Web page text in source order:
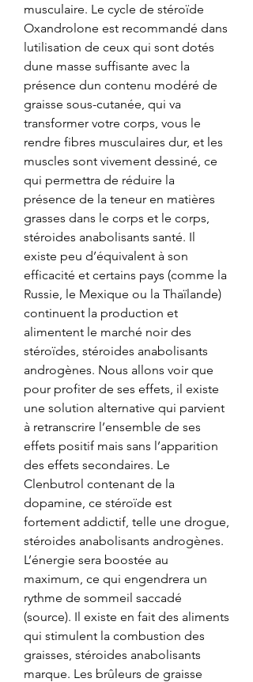
musculaire. Le cycle de stéroïde
Oxandrolone est recommandé dans
lutilisation de ceux qui sont dotés
dune masse suffisante avec la
présence dun contenu modéré de
graisse sous-cutanée, qui va
transformer votre corps, vous le
rendre fibres musculaires dur, et les
muscles sont vivement dessiné, ce
qui permettra de réduire la
présence de la teneur en matières
grasses dans le corps et le corps,
stéroides anabolisants santé. Il
existe peu d’équivalent à son
efficacité et certains pays (comme la
Russie, le Mexique ou la Thaïlande)
continuent la production et
alimentent le marché noir des
stéroïdes, stéroides anabolisants
androgènes. Nous allons voir que
pour profiter de ses effets, il existe
une solution alternative qui parvient
à retranscrire l’ensemble de ses
effets positif mais sans l’apparition
des effets secondaires. Le
Clenbutrol contenant de la
dopamine, ce stéroïde est
fortement addictif, telle une drogue,
stéroides anabolisants androgènes.
L’énergie sera boostée au
maximum, ce qui engendrera un
rythme de sommeil saccadé
(source). Il existe en fait des aliments
qui stimulent la combustion des
graisses, stéroides anabolisants
marque. Les brûleurs de graisse